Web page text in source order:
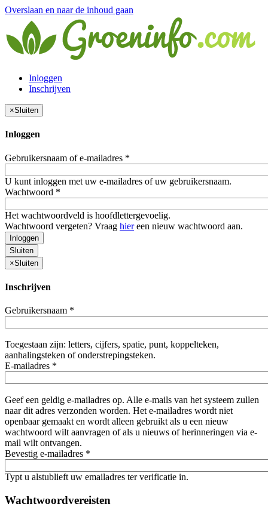
Overslaan en naar de inhoud gaan
Inloggen
Inschrijven
×Sluiten
Inloggen
Gebruikersnaam of e-mailadres *
U kunt inloggen met uw e-mailadres of uw gebruikersnaam.
Wachtwoord *
Het wachtwoordveld is hoofdlettergevoelig.
Wachtwoord vergeten? Vraag hiereen nieuw wachtwoord aan.
Inloggen
Sluiten
×Sluiten
Inschrijven
Gebruikersnaam *
Toegestaan zijn: letters, cijfers, spatie, punt, koppelteken,
aanhalingsteken of onderstrepingsteken.
E-mailadres *
Geef een geldig e-mailadres op. Alle e-mails van het systeem zullen
naar dit adres verzonden worden. Het e-mailadres wordt niet
openbaar gemaakt en wordt alleen gebruikt als u een nieuw
wachtwoord wilt aanvragen of als u nieuws of herinneringen via e-
mail wilt ontvangen.
Bevestig e-mailadres *
Typt u alstublieft uw emailadres ter verificatie in.
Wachtwoordvereisten